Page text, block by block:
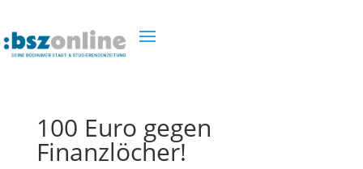
100 Euro gegen
Finanzlöcher!